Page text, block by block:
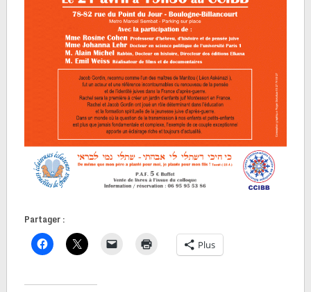
Partager :
Plus